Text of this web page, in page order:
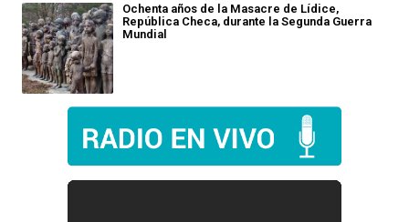
Ochenta años de la Masacre de Lídice,
República Checa, durante la Segunda Guerra
Mundial